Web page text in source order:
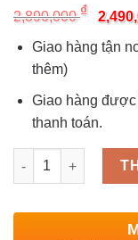
2,890,000₫
price
was:
Giao hàng tận
thêm)
Giao hàng
thanh toán.
Quantity